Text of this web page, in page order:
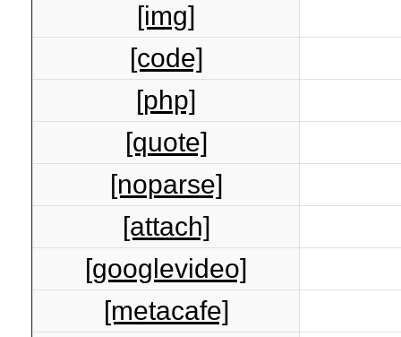
[img]
[code]
[php]
[quote]
[noparse]
[attach]
[googlevideo]
[metacafe]